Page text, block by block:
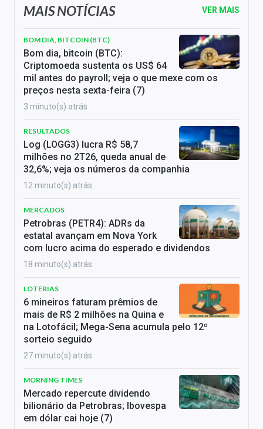
MAIS NOTÍCIAS VER MAIS
BOM DIA, BITCOIN (BTC)
Bom dia, bitcoin (BTC):
Criptomoeda sustenta os US$ 64
mil antes do payroll; veja o que mexe com os
preços nesta sexta-feira (7)
3 minuto(s) atrás
RESULTADOS
Log (LOGG3) lucra R$ 58,7
milhões no 2T26, queda anual de
32,6%; veja os números da companhia
12 minuto(s) atrás
MERCADOS
Petrobras (PETR4): ADRs da
estatal avançam em Nova York
com lucro acima do esperado e dividendos
18 minuto(s) atrás
LOTERIAS
6 mineiros faturam prêmios de
mais de R$ 2 milhões na Quina e
na Lotofácil; Mega-Sena acumula pelo 12º
sorteio seguido
27 minuto(s) atrás
MORNING TIMES
Mercado repercute dividendo
bilionário da Petrobras; Ibovespa
em dólar cai hoje (7)